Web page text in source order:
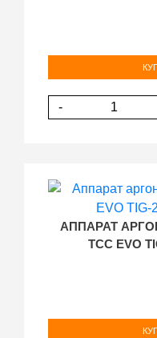
-
АППАРАТ
ТСС EVO